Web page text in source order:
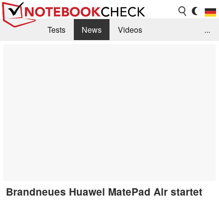
Tests News
Videos
...
Brandneues Huawei MatePad Air startet